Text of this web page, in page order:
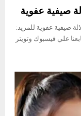
صيفية عفوية
صيفية عفوية للمزيد:
علي فيسبوك وتويتر